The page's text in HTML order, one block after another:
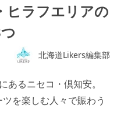
ヒラフエリアの
北海道Likers編集部
るニセコ・倶知安。
を楽しむ人々で賑わう